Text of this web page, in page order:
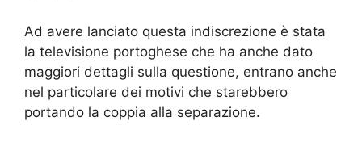
Ad avere lanciato questa indiscrezione è stata
la televisione portoghese che ha anche dato
maggiori dettagli sulla questione, entrano anche
nel particolare dei motivi che starebbero
portando la coppia alla separazione.